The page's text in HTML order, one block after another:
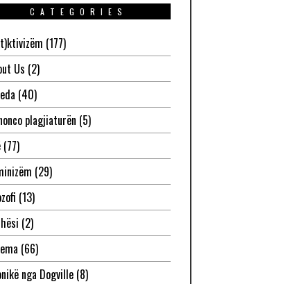
CATEGORIES
(177)
Us (2)
(40)
plagjiaturën (5)
(77)
(29)
(13)
(2)
(66)
nga Dogville(8)